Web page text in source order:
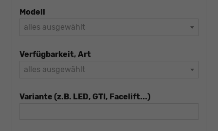
Modell
alles ausgewählt
Verfügbarkeit, Art
alles ausgewählt
Variante (z.B. LED, GTI, Facelift...)